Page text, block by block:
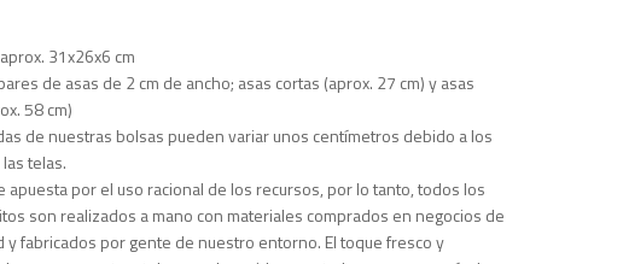
31x26x6 cm
de asas de 2 cm de ancho; asas cortas (aprox. 27 cm) y asas
58 cm)
de nuestras bolsas pueden variar unos centímetros debido a los
telas.
apuesta por el uso racional de los recursos, por lo tanto, todos los
son realizados a mano con materiales comprados en negocios de
y fabricados por gente de nuestro entorno. El toque fresco y